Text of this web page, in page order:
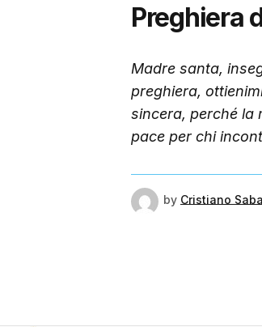
Preghiera
Madre santa,
preghiera,
sincera, perché la
pace per chi
by Cristiano